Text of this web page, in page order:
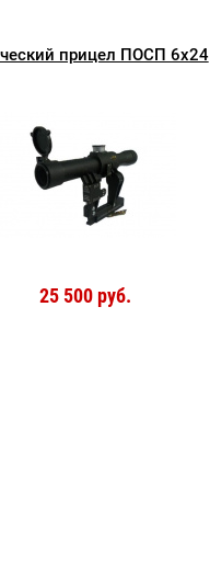
прицел ПОСП 6х24
25 500 руб.